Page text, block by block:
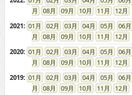
08
09 10 11
12
2021: 01 02 03 04 05 06
08
09 10 11
12
2020: 01 02 03 04 05 06
08
09 10 11
12
2019: 01 02 03 04 05 06
08
09 10 11
12